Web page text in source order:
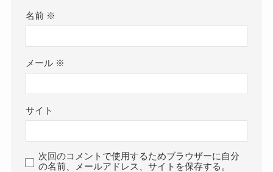
名前 ※
メール ※
サイト
次回のコメントで使用するためブラウザーに自分
の名前、メールアドレス、サイトを保存する。